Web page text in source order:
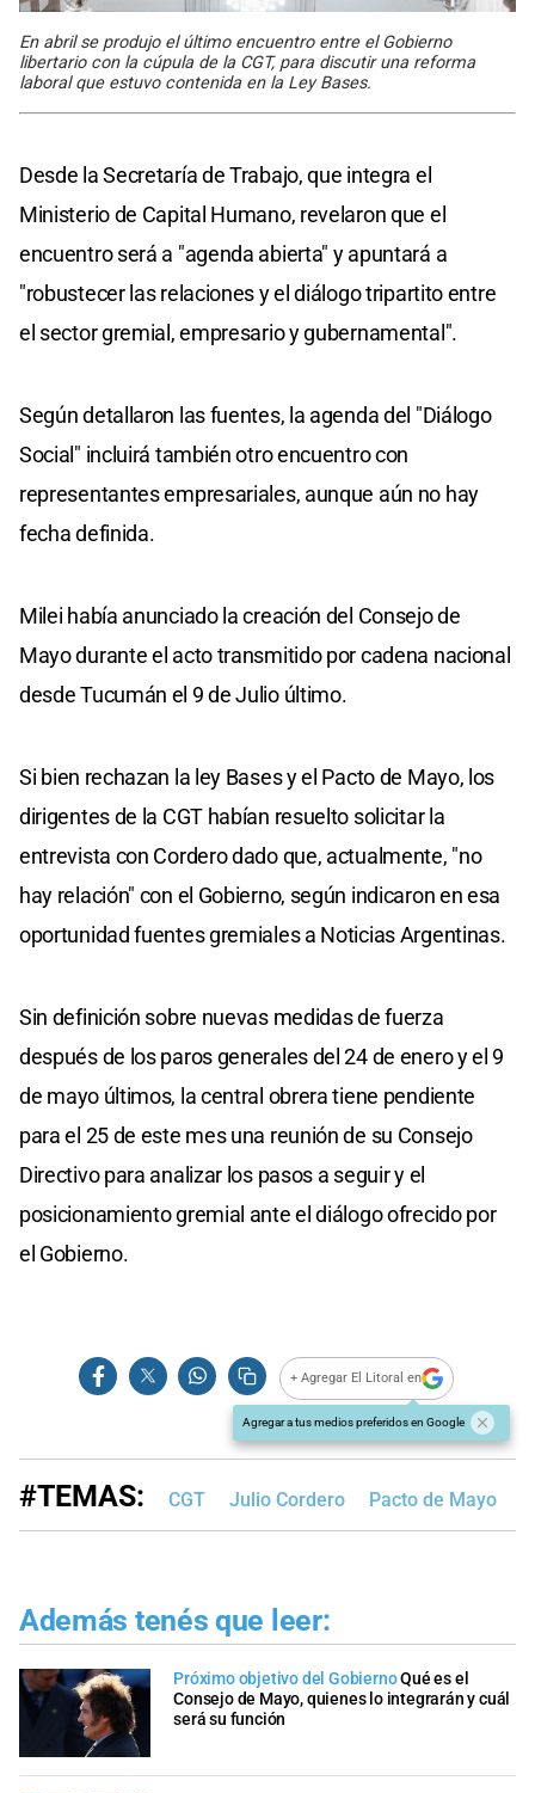
En abril se produjo el último encuentro entre el Gobierno
libertario con la cúpula de la CGT, para discutir una reforma
laboral que estuvo contenida en la Ley Bases.
Desde la Secretaría de Trabajo, que integra el
Ministerio de Capital Humano, revelaron que el
encuentro será a "agenda abierta" y apuntará a
"robustecer las relaciones y el diálogo tripartito entre
el sector gremial, empresario y gubernamental".
Según detallaron las fuentes, la agenda del "Diálogo
Social" incluirá también otro encuentro con
representantes empresariales, aunque aún no hay
fecha definida.
Milei había anunciado la creación del Consejo de
Mayo durante el acto transmitido por cadena nacional
desde Tucumán el 9 de Julio último.
Si bien rechazan la ley Bases y el Pacto de Mayo, los
dirigentes de la CGT habían resuelto solicitar la
entrevista con Cordero dado que, actualmente, "no
hay relación" con el Gobierno, según indicaron en esa
oportunidad fuentes gremiales a Noticias Argentinas.
Sin definición sobre nuevas medidas de fuerza
después de los paros generales del 24 de enero y el 9
de mayo últimos, la central obrera tiene pendiente
para el 25 de este mes una reunión de su Consejo
Directivo para analizar los pasos a seguir y el
posicionamiento gremial ante el diálogo ofrecido por
el Gobierno.
+ Agregar El Litoral en
Agregar a tus medios preferidos en Google
#TEMAS: CGT Julio Cordero Pacto de Mayo
Además tenés que leer:
Próximo objetivo del GobiernoQué es el
Consejo de Mayo, quienes lo integrarán y cuál
será su función